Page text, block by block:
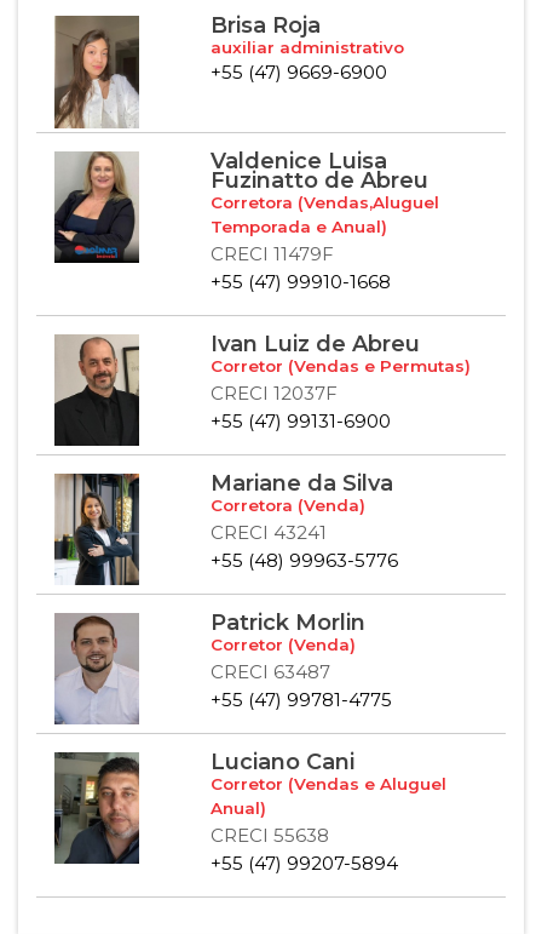
Brisa Roja
auxiliar administrativo
+55 (47) 9669-6900
Valdenice Luisa
Fuzinatto de Abreu
Corretora (Vendas,Aluguel
Temporada e Anual)
CRECI 11479F
+55 (47) 99910-1668
Ivan Luiz de Abreu
Corretor (Vendas e Permutas)
CRECI 12037F
+55 (47) 99131-6900
Mariane da Silva
Corretora (Venda)
CRECI 43241
+55 (48) 99963-5776
Patrick Morlin
Corretor (Venda)
CRECI 63487
+55 (47) 99781-4775
Luciano Cani
Corretor (Vendas e Aluguel
Anual)
CRECI 55638
+55 (47) 99207-5894